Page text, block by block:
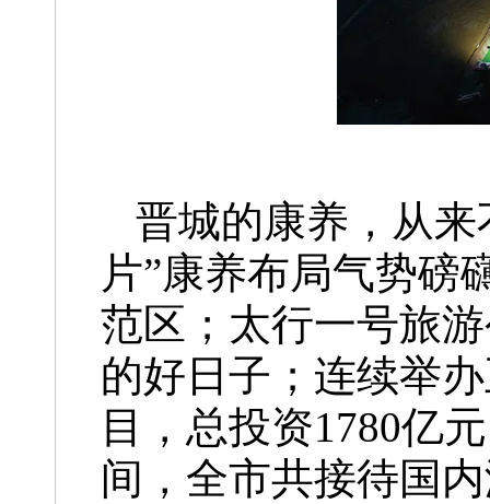
晋城的康养，从
片”康养布局气势磅
范区；太行一号旅
的好日子；连续举
目，总投资1780亿
间，全市共接待国